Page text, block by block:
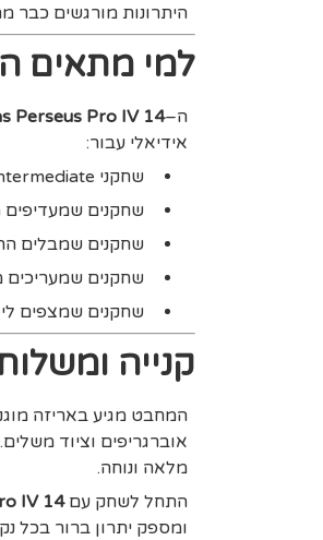
היתרונות מורגשים כבר
למי מתאים
ה–Perseus Pro IV 14
אידיאלי עבור:
שחקני High Intermediate ומעלה
שחקנים שמעדיפים
שחקנים שמבלים
שחקנים שמעריכים
שחקנים שמצפים
קנייה
המחבט מגיע באריזה
אוברגריפים וציוד
מלאה ונוחה.
התחל לשחק עםIV 14
ומספק יתרון ברור בכל